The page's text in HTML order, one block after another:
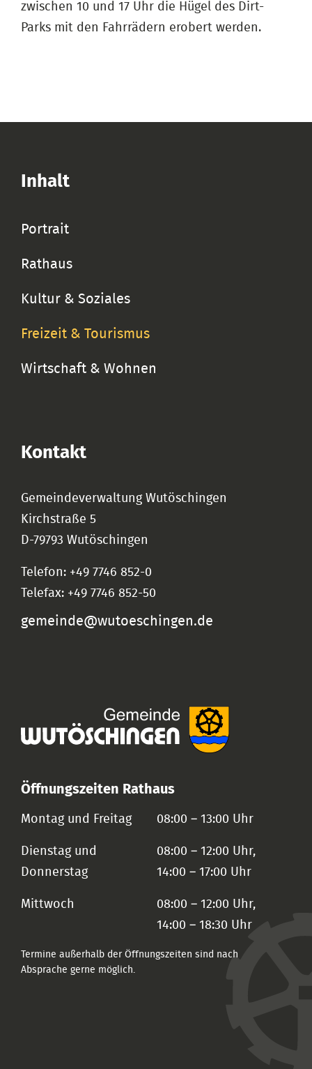
zwischen 10 und 17 Uhr die Hügel des Dirt-
Parks mit den Fahrrädern erobert werden.
Inhalt
Portrait
Rathaus
Kultur & Soziales
Freizeit & Tourismus
Wirtschaft & Wohnen
Kontakt
Gemeindeverwaltung Wutöschingen
Kirchstraße 5
D-79793 Wutöschingen
Telefon: +49 7746 852-0
Telefax: +49 7746 852-50
gemeinde@wutoeschingen.de
Öffnungszeiten Rathaus
Montag und Freitag 08:00 – 13:00 Uhr
Dienstag und
Donnerstag
08:00 – 12:00 Uhr,
14:00 – 17:00 Uhr
Mittwoch
08:00 – 12:00 Uhr,
14:00 – 18:30 Uhr
Termine außerhalb der Öffnungszeiten sind nach
Absprache gerne möglich.